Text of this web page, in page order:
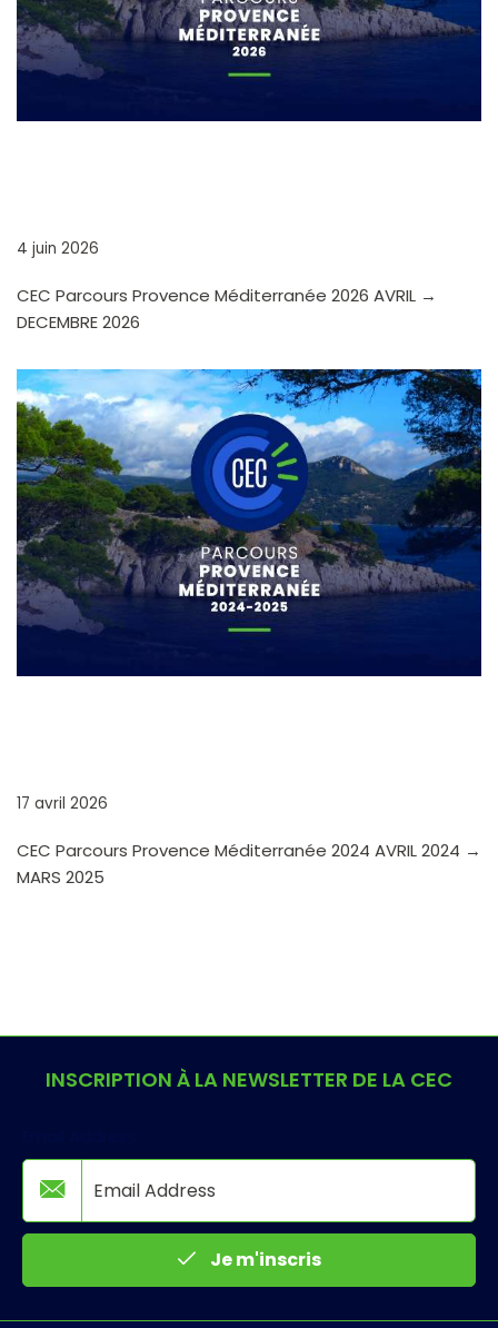
4 juin 2026
CEC Parcours Provence Méditerranée 2026 AVRIL →
DECEMBRE 2026
17 avril 2026
CEC Parcours Provence Méditerranée 2024 AVRIL 2024 →
MARS 2025
INSCRIPTION À LA NEWSLETTER DE LA CEC
Je m'inscris